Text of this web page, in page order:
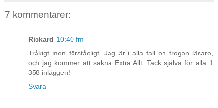
7 kommentarer:
Rickard 10:40 fm
Tråkigt men förståeligt. Jag är i alla fall en trogen läsare,
och jag kommer att sakna Extra Allt. Tack själva för alla 1
358 inläggen!
Svara